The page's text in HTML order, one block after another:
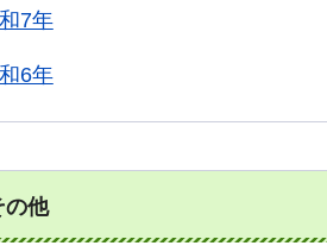
7年
6年
の他